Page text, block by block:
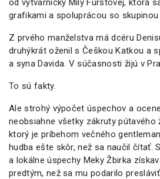
od výtvarníčky Míly Fürstovej, ktorá
grafikami a spoluprácou so skupinou
Z prvého manželstva má dcéru
druhýkrát oženil s Češkou Katkou a
a syna Davida. V súčasnosti žijú v
To sú fakty.
Ale strohý výpočet úspechov a
neobsiahne všetky zákruty pútavého
ktorý je príbehom večného
hudba ešte skôr, než sa naučil čítať.
a lokálne úspechy Meky Žbirka
predtým, než sa mu podarilo